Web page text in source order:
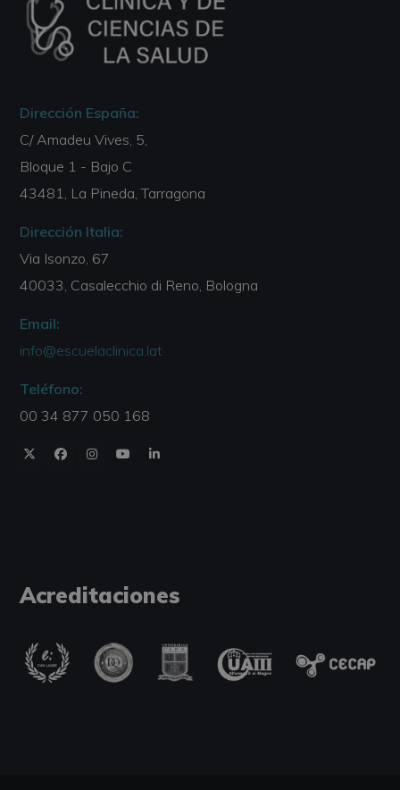
Dirección España:
C/ Amadeu Vives, 5,
Bloque 1 - Bajo C
43481, La Pineda, Tarragona
Dirección Italia:
Via Isonzo, 67
40033, Casalecchio di Reno, Bologna
Email:
info@escuelaclinica.lat
Teléfono:
00 34 877 050 168
Acreditaciones